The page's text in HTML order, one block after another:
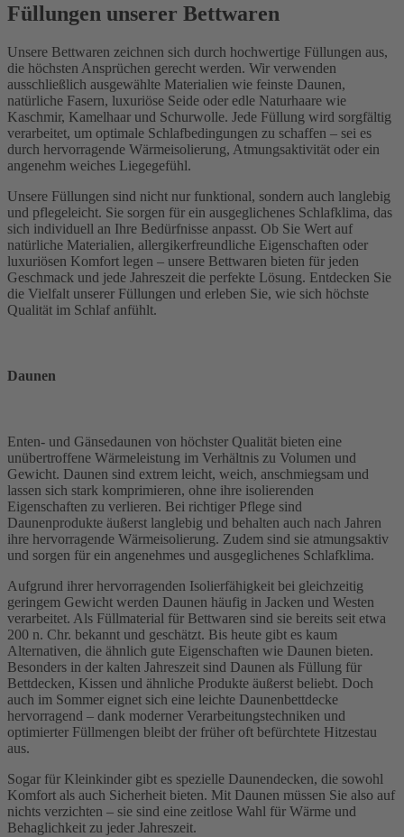
Füllungen unserer Bettwaren
Unsere Bettwaren zeichnen sich durch hochwertige Füllungen aus,
die höchsten Ansprüchen gerecht werden. Wir verwenden
ausschließlich ausgewählte Materialien wie feinste Daunen,
natürliche Fasern, luxuriöse Seide oder edle Naturhaare wie
Kaschmir, Kamelhaar und Schurwolle. Jede Füllung wird sorgfältig
verarbeitet, um optimale Schlafbedingungen zu schaffen – sei es
durch hervorragende Wärmeisolierung, Atmungsaktivität oder ein
angenehm weiches Liegegefühl.
Unsere Füllungen sind nicht nur funktional, sondern auch langlebig
und pflegeleicht. Sie sorgen für ein ausgeglichenes Schlafklima, das
sich individuell an Ihre Bedürfnisse anpasst. Ob Sie Wert auf
natürliche Materialien, allergikerfreundliche Eigenschaften oder
luxuriösen Komfort legen – unsere Bettwaren bieten für jeden
Geschmack und jede Jahreszeit die perfekte Lösung. Entdecken Sie
die Vielfalt unserer Füllungen und erleben Sie, wie sich höchste
Qualität im Schlaf anfühlt.
Daunen
Enten- und Gänsedaunen von höchster Qualität bieten eine
unübertroffene Wärmeleistung im Verhältnis zu Volumen und
Gewicht. Daunen sind extrem leicht, weich, anschmiegsam und
lassen sich stark komprimieren, ohne ihre isolierenden
Eigenschaften zu verlieren. Bei richtiger Pflege sind
Daunenprodukte äußerst langlebig und behalten auch nach Jahren
ihre hervorragende Wärmeisolierung. Zudem sind sie atmungsaktiv
und sorgen für ein angenehmes und ausgeglichenes Schlafklima.
Aufgrund ihrer hervorragenden Isolierfähigkeit bei gleichzeitig
geringem Gewicht werden Daunen häufig in Jacken und Westen
verarbeitet. Als Füllmaterial für Bettwaren sind sie bereits seit etwa
200 n. Chr. bekannt und geschätzt. Bis heute gibt es kaum
Alternativen, die ähnlich gute Eigenschaften wie Daunen bieten.
Besonders in der kalten Jahreszeit sind Daunen als Füllung für
Bettdecken, Kissen und ähnliche Produkte äußerst beliebt. Doch
auch im Sommer eignet sich eine leichte Daunenbettdecke
hervorragend – dank moderner Verarbeitungstechniken und
optimierter Füllmengen bleibt der früher oft befürchtete Hitzestau
aus.
Sogar für Kleinkinder gibt es spezielle Daunendecken, die sowohl
Komfort als auch Sicherheit bieten. Mit Daunen müssen Sie also auf
nichts verzichten – sie sind eine zeitlose Wahl für Wärme und
Behaglichkeit zu jeder Jahreszeit.